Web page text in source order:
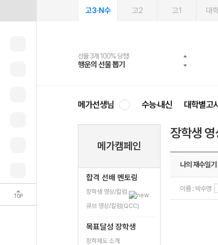
TOP
고3·N수 고2 고1 대
선물 3개 100% 당첨!
행운의 선물 뽑기
선물 100% 증정!
메가스터디 X 올리브
여름방학 스터디 캐시백
메가런 썸머스쿨
2027 러셀 단과
강사 공개선발
스마트러닝앱
설문 EVENT
메가패스
3일 무료 체험권
메가패스 수강생 무료혜택!
메가클럽 멤버십
사회공헌 캠페인
희망이룸 메가나눔
메가선생님 수능·내신 대학별고
메가캠페인
합격 선배 멘토링
장학생 영상/칼럼
큐브 영상/칼럼(QCC)
목표달성 장학생
장학제도 소개
장학생
나의 재수일
이름 : 박수영